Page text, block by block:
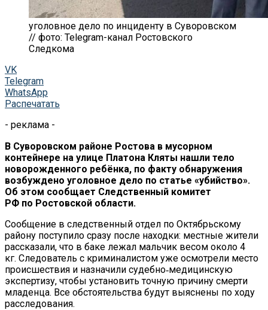
уголовное дело по инциденту в Суворовском
// фото: Telegram-канал Ростовского
Следкома
VK
Telegram
WhatsApp
Распечатать
- реклама -
В Суворовском районе Ростова в мусорном
контейнере на улице Платона Кляты нашли тело
новорожденного ребёнка, по факту обнаружения
возбуждено уголовное дело по статье «убийство».
Об этом сообщает Следственный комитет
РФ по Ростовской области.
Сообщение в следственный отдел по Октябрьскому
району поступило сразу после находки: местные жители
рассказали, что в баке лежал мальчик весом около 4
кг. Следователь с криминалистом уже осмотрели место
происшествия и назначили судебно‑медицинскую
экспертизу, чтобы установить точную причину смерти
младенца. Все обстоятельства будут выяснены по ходу
расследования.